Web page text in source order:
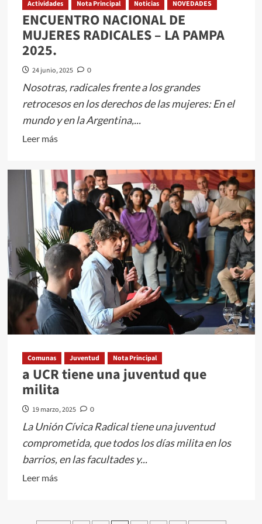
Actividades Nota Principal Noticias NOVEDADES
ENCUENTRO NACIONAL DE
MUJERES RADICALES – LA PAMPA
2025.
24 junio, 2025 0
Nosotras, radicales frente a los grandes
retrocesos en los derechos de las mujeres: En el
mundo y en la Argentina,...
Leer másLeer
sobre
ENCUENTRO
NACIONAL
DE
MUJERES
RADICALES
–
LA
PAMPA
2025.
Comunas Juventud Nota Principal
a UCR tiene una juventud que
milita
19 marzo, 2025 0
La Unión Cívica Radical tiene una juventud
comprometida, que todos los días milita en los
barrios, en las facultades y...
Leer másLeer
a